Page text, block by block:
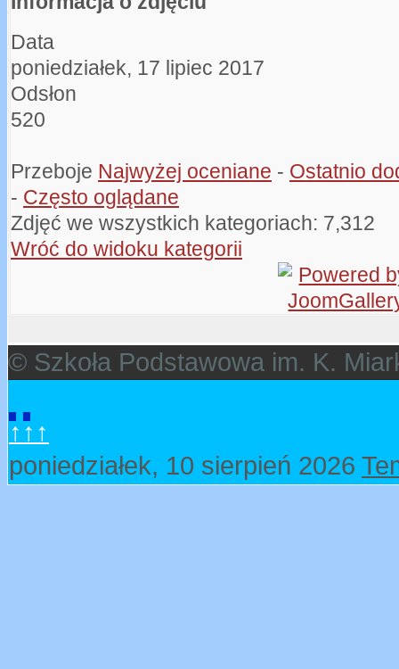
Data
poniedziałek, 17 lipiec 2017
Odsłon
520
Przeboje Najwyżej oceniane - Ostatnio
- Często oglądane
Zdjęć we wszystkich kategoriach: 7,312
Wróć do widoku kategorii
© Szkoła Podstawowa im. K.
↑↑↑
poniedziałek, 10 sierpień 2026